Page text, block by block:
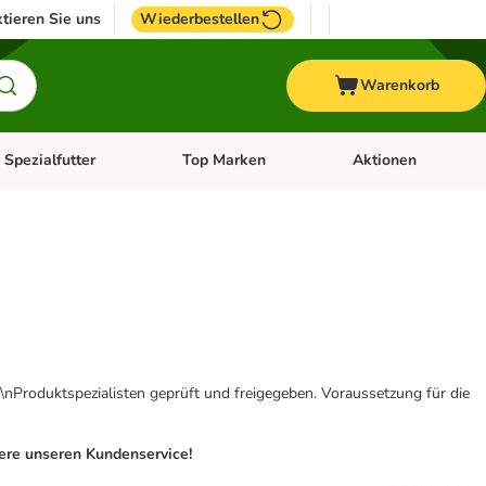
Sie uns Wiederbestellen
Warenkorb
Menü öffnen: Weitere Tiere
Spezialfutter Kategorie-Menü öffnen: Vet & Spezialfutter
Top Marken Kategorie-Menü
Aktionen
geprüft und freigegeben. Voraussetzung für die
unseren Kundenservice!